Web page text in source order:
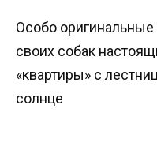
Особо
своих собак
«квартиры» с
солнце